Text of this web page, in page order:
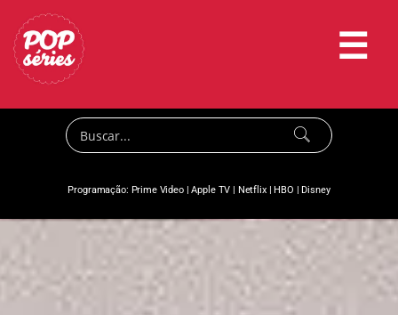
☰
Programação: Prime Video|Apple TV | Netflix|HBO |Disney